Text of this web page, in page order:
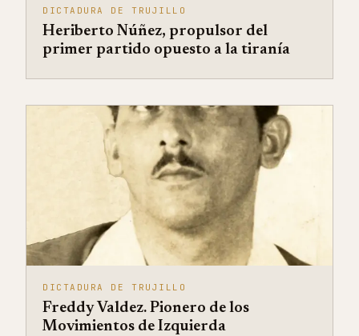
DICTADURA DE TRUJILLO
Heriberto Núñez, propulsor del
primer partido opuesto a la tiranía
DICTADURA DE TRUJILLO
Freddy Valdez. Pionero de los
Movimientos de Izquierda